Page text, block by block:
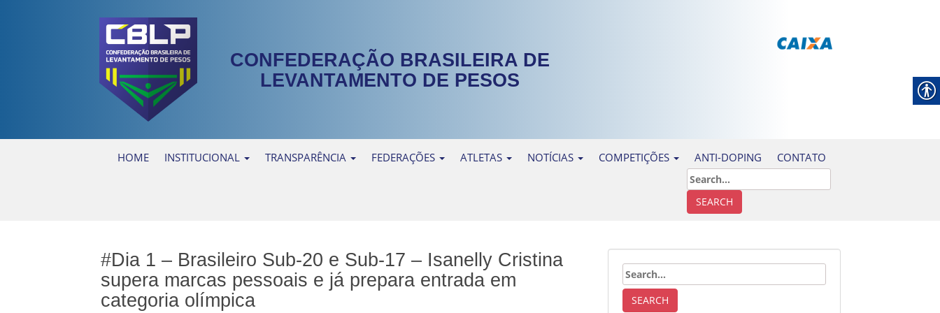
CONFEDERAÇÃO BRASILEIRA DE
LEVANTAMENTO DE PESOS
HOME INSTITUCIONAL TRANSPARÊNCIA FEDERAÇÕES ATLETAS NOTÍCIAS COMPETIÇÕES ANTI-DOPING CONTATO
#Dia 1 – Brasileiro Sub-20 e Sub-17 – Isanelly Cristina
supera marcas pessoais e já prepara entrada em
categoria olímpica